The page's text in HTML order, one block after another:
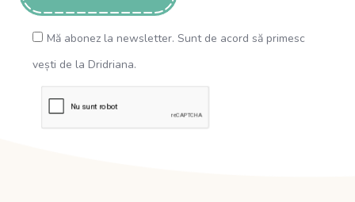
Mă abonez la newsletter. Sunt de acord să primesc
vești de la Dridriana.